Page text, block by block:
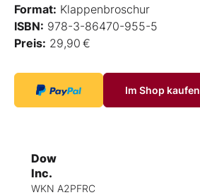
Format: Klappenbroschur
ISBN: 978-3-86470-955-5
Preis: 29,90 €
Im Shop kaufen
Dow
Inc.
WKN A2PFRC